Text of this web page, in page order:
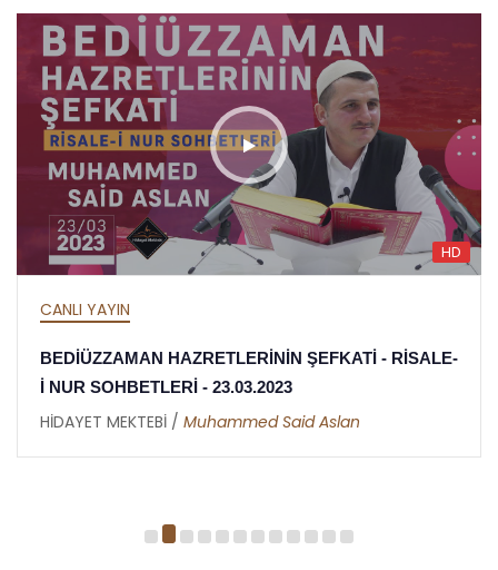
HD
CANLI YAYIN
BEDİÜZZAMAN HAZRETLERİNİN ŞEFKATİ - RİSALE-
İ NUR SOHBETLERİ - 23.03.2023
HİDAYET MEKTEBİ / Muhammed Said Aslan